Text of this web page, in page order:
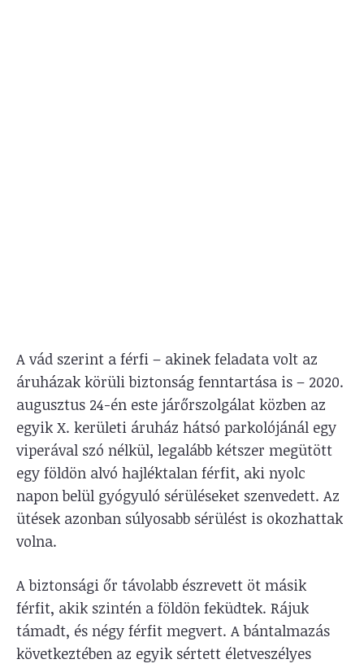
A vád szerint a férfi – akinek feladata volt az
áruházak körüli biztonság fenntartása is – 2020.
augusztus 24-én este járőrszolgálat közben az
egyik X. kerületi áruház hátsó parkolójánál egy
viperával szó nélkül, legalább kétszer megütött
egy földön alvó hajléktalan férfit, aki nyolc
napon belül gyógyuló sérüléseket szenvedett. Az
ütések azonban súlyosabb sérülést is okozhattak
volna.
A biztonsági őr távolabb észrevett öt másik
férfit, akik szintén a földön feküdtek. Rájuk
támadt, és négy férfit megvert. A bántalmazás
következtében az egyik sértett életveszélyes